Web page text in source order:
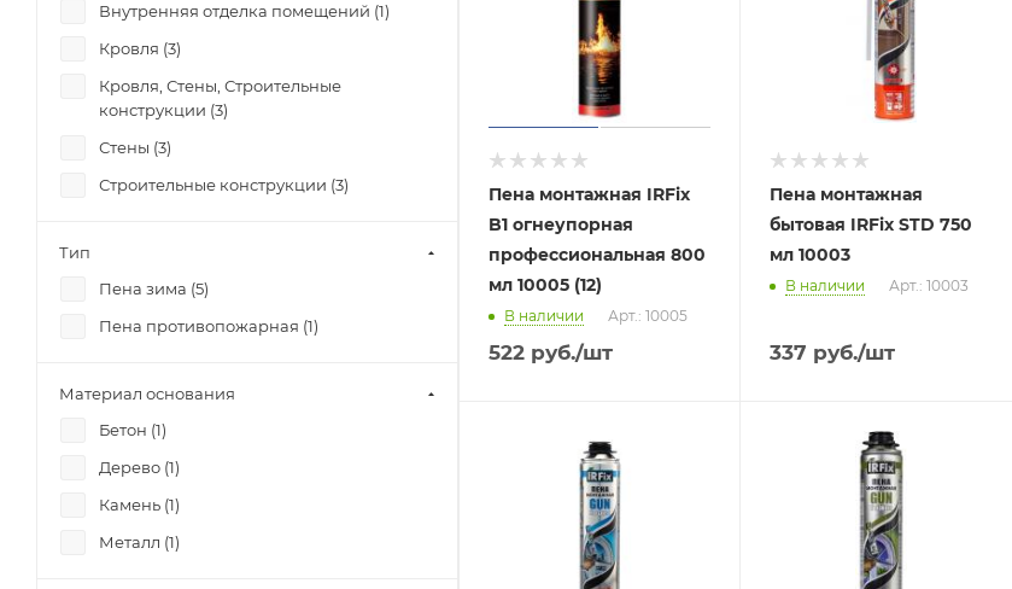
Пена монтажная IRFix
B1 огнеупорная
профессиональная 800
мл 10005 (12)
В наличии Арт.: 10005
522 руб./шт
Пена монтажная
бытовая IRFix STD 750
мл 10003
В наличии Арт.: 10003
337 руб./шт
Внутренняя отделка помещений (1)
Кровля (3)
Кровля, Стены, Строительные
конструкции (3)
Стены (3)
Строительные конструкции (3)
Тип
Пена зима (5)
Пена противопожарная (1)
Материал основания
Бетон (1)
Дерево (1)
Камень (1)
Металл (1)